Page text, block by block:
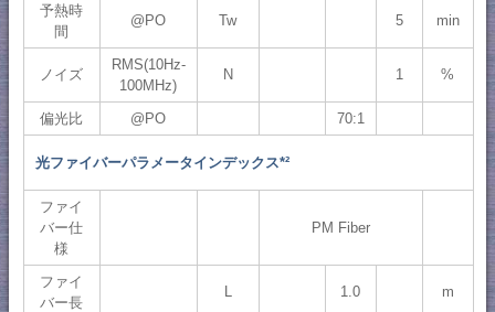
予熱時
間
@PO Tw 5 min
ノイズ
RMS(10Hz-
100MHz)
N 1 %
偏光比 @PO 70:1
光ファイバーパラメータインデックス*²
ファイ
バー仕
様
PM Fiber
ファイ
バー長
1.0 m